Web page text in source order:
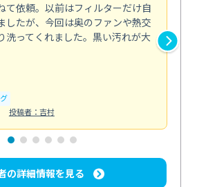
て依頼。以前はフィルターだけ自
したが、今回は奥のファンや熱交
洗ってくれました。黒い汚れが大
投稿者：吉村
の詳細情報を見る